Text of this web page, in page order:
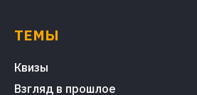
ТЕМЫ
Квизы
Взгляд в прошлое